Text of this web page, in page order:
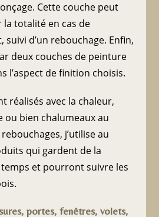
Cette couche peut
totalité en cas de
suivi d’un rebouchage. Enfin,
deux couches de peinture
l’aspect de finition choisis.
réalisés avec la chaleur,
bien chalumeaux au
j’utilise au
qui gardent de la
et pourront suivre les
portes, fenêtres, volets,